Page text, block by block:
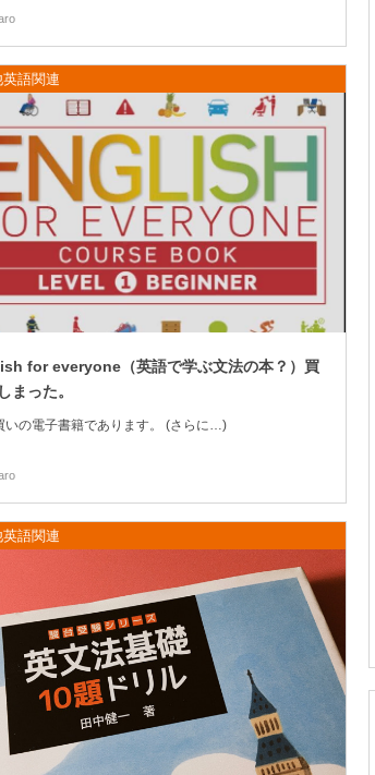
英語関連
for everyone（英語で学ぶ文法の本？）買
まった。
いの電子書籍であります。 (さらに…)
英語関連